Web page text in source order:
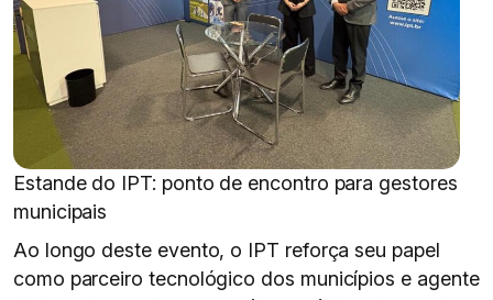
Estande do IPT: ponto de encontro para gestores
municipais
Ao longo deste evento, o IPT reforça seu papel
como parceiro tecnológico dos municípios e agente